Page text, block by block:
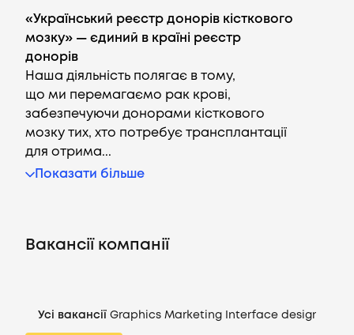
CV генератор
«Український реєстр донорів кісткового
мозку» — єдиний в країні реєстр
донорів
Наша діяльність полягає в тому,
що ми перемагаємо рак крові,
забезпечуючи донорами кісткового
мозку тих, хто потребує трансплантації
для отрима...
Показати більше
Вакансії компанії
Усі вакансії Graphics Marketing Interface design